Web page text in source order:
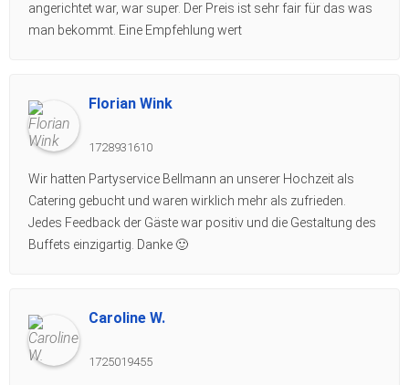
angerichtet war, war super. Der Preis ist sehr fair für das was
man bekommt. Eine Empfehlung wert
Florian Wink
1728931610
Wir hatten Partyservice Bellmann an unserer Hochzeit als
Catering gebucht und waren wirklich mehr als zufrieden.
Jedes Feedback der Gäste war positiv und die Gestaltung des
Buffets einzigartig. Danke 🙂
Caroline W.
1725019455